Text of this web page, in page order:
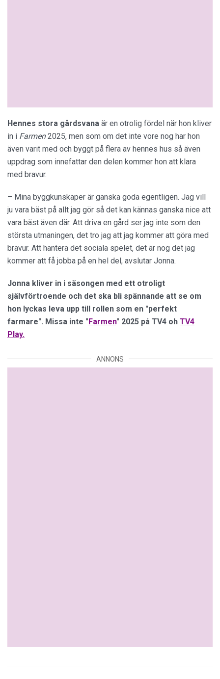
Hennes stora gårdsvana är en otrolig fördel när hon kliver
in i Farmen2025, men som om det inte vore nog har hon
även varit med och byggt på flera av hennes hus så även
uppdrag som innefattar den delen kommer hon att klara
med bravur.
– Mina byggkunskaper är ganska goda egentligen. Jag vill
ju vara bäst på allt jag gör så det kan kännas ganska nice att
vara bäst även där. Att driva en gård ser jag inte som den
största utmaningen, det tro jag att jag kommer att göra med
bravur. Att hantera det sociala spelet, det är nog det jag
kommer att få jobba på en hel del, avslutar Jonna.
Jonna kliver in i säsongen med ett otroligt
självförtroende och det ska bli spännande att se om
hon lyckas leva upp till rollen som en "perfekt
farmare". Missa inte "Farmen" 2025 på TV4 oh TV4
Play.
ANNONS